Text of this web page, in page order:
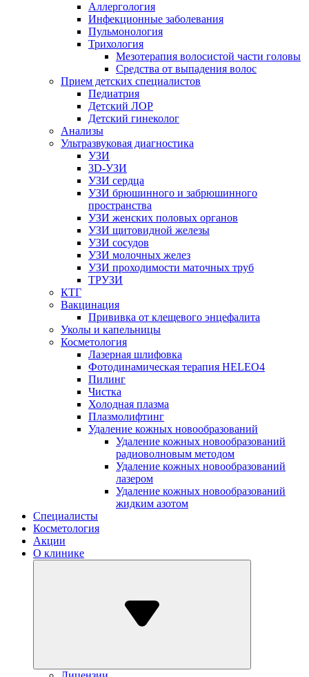
Аллергология
Инфекционные заболевания
Пульмонология
Трихология
Мезотерапия волосистой части головы
Средства от выпадения волос
Прием детских специалистов
Педиатрия
Детский ЛОР
Детский гинеколог
Анализы
Ультразвуковая диагностика
УЗИ
3D-УЗИ
УЗИ сердца
УЗИ брюшинного и забрюшинного
пространства
УЗИ женских половых органов
УЗИ щитовидной железы
УЗИ сосудов
УЗИ молочных желез
УЗИ проходимости маточных труб
ТРУЗИ
КТГ
Вакцинация
Прививка от клещевого энцефалита
Уколы и капельницы
Косметология
Лазерная шлифовка
Фотодинамическая терапия HELEO4
Пилинг
Чистка
Холодная плазма
Плазмолифтинг
Удаление кожных новообразований
Удаление кожных новообразований
радиоволновым методом
Удаление кожных новообразований
лазером
Удаление кожных новообразований
жидким азотом
Специалисты
Косметология
Акции
О клинике